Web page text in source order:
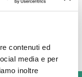
contenuti ed
media e per
inoltre